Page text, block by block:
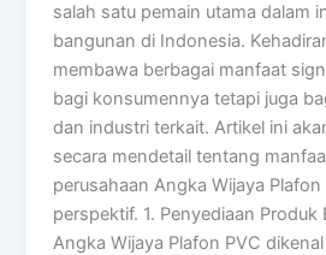
salah satu pemain utama dalam
bangunan di Indonesia.
membawa berbagai manfaat
bagi konsumennya tetapi juga
dan industri terkait. Artikel ini
secara mendetail tentang
perusahaan Angka Wijaya
perspektif. 1. Penyediaan Produk
Angka Wijaya Plafon PVC